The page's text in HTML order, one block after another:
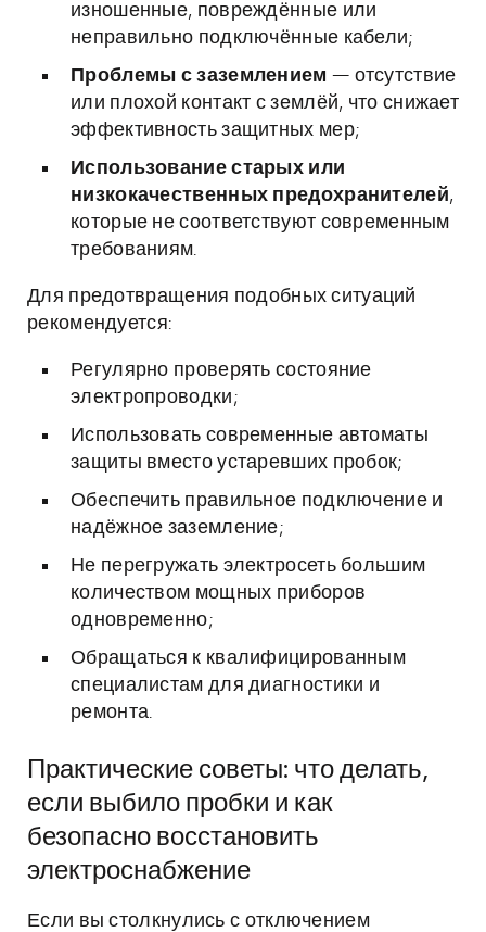
изношенные, повреждённые или
неправильно подключённые кабели;
Проблемы с заземлением — отсутствие
или плохой контакт с землёй, что снижает
эффективность защитных мер;
Использование старых или
низкокачественных предохранителей,
которые не соответствуют современным
требованиям.
Для предотвращения подобных ситуаций
рекомендуется:
Регулярно проверять состояние
электропроводки;
Использовать современные автоматы
защиты вместо устаревших пробок;
Обеспечить правильное подключение и
надёжное заземление;
Не перегружать электросеть большим
количеством мощных приборов
одновременно;
Обращаться к квалифицированным
специалистам для диагностики и
ремонта.
Практические советы: что делать,
если выбило пробки и как
безопасно восстановить
электроснабжение
Если вы столкнулись с отключением